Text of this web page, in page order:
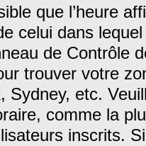
que l’heure
celui dans
de Contrôle
trouver votre
Sydney, etc.
comme la
inscrits.